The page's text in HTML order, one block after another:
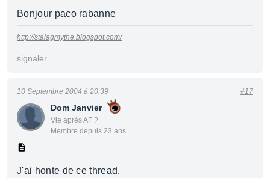
Bonjour paco rabanne
http://stalagmythe.blogspot.com/
signaler
Dom Janvier
Vie après AF ?
Membre depuis 23 ans
10 Septembre 2004 à 20:39 #17
J'ai honte de ce thread.